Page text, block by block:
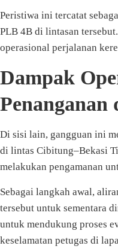
Peristiwa ini tercatat
PLB 4B di lintasan
operasional perjalanan
Dampak
Penanganan
Di sisi lain, gangguan ini
di lintas Cibitung–Bekasi
melakukan pengamanan
Sebagai langkah awal,
tersebut untuk sementara
untuk mendukung proses
keselamatan petugas di